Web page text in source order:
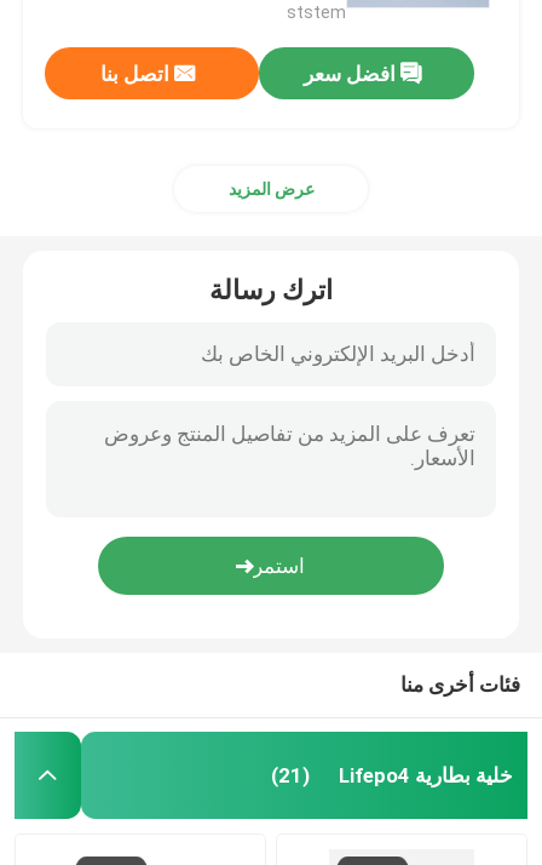
ststem
افضل سعر اتصل بنا
عرض المزيد
اترك رسالة
فئات أخرى منا
خلية بطارية Lifepo4 (21)